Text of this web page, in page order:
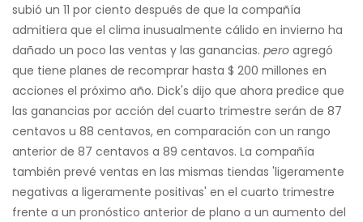
subió un 11 por ciento después de que la compañía
admitiera que el clima inusualmente cálido en invierno ha
dañado un poco las ventas y las ganancias. pero agregó
que tiene planes de recomprar hasta $ 200 millones en
acciones el próximo año. Dick's dijo que ahora predice que
las ganancias por acción del cuarto trimestre serán de 87
centavos u 88 centavos, en comparación con un rango
anterior de 87 centavos a 89 centavos. La compañía
también prevé ventas en las mismas tiendas 'ligeramente
negativas a ligeramente positivas' en el cuarto trimestre
frente a un pronóstico anterior de plano a un aumento del